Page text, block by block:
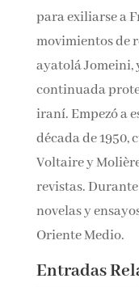
en Derecho.
años antes de
diplomático iraní
abandonó Irán
allí se unió a los
revolución del
por su
islámico iraní.
de la década de
de Voltaire y
escribir novelas